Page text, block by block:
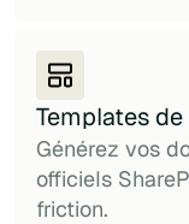
Templates
Générez vos
officiels
friction.